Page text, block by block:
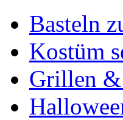
Basteln
Kostüm
Grillen